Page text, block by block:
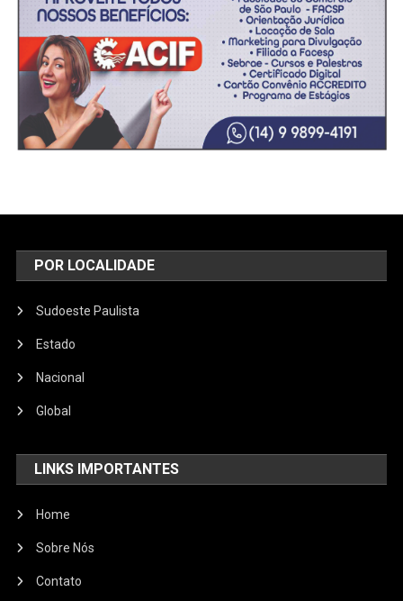
POR LOCALIDADE
Sudoeste Paulista
Estado
Nacional
Global
LINKS IMPORTANTES
Home
Sobre Nós
Contato